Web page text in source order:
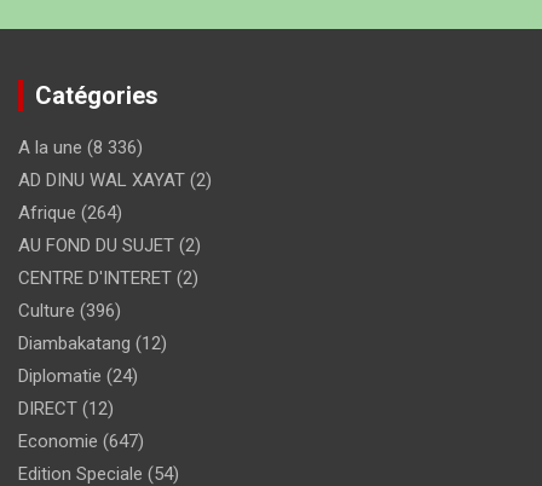
Catégories
A la une (8 336)
AD DINU WAL XAYAT (2)
Afrique (264)
AU FOND DU SUJET (2)
CENTRE D'INTERET (2)
Culture (396)
Diambakatang (12)
Diplomatie (24)
DIRECT (12)
Economie (647)
Edition Speciale (54)